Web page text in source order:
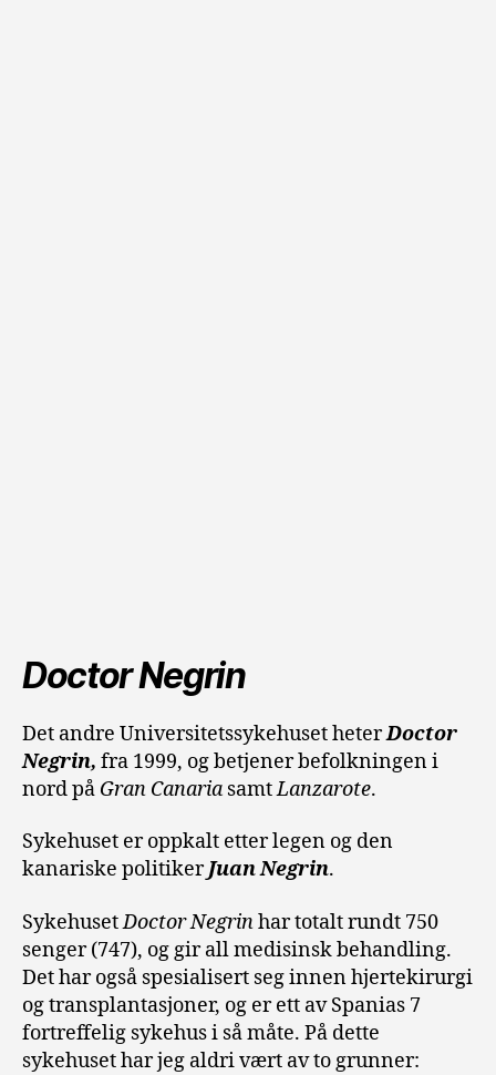
Doctor Negrin
Det andre Universitetssykehuset heterDoctor
Negrin, fra 1999, og betjener befolkningen i
nord på Gran Canaria samtLanzarote.
Sykehuset er oppkalt etter legen og den
kanariske politikerJuan Negrin.
SykehusetDoctor Negrinhar totalt rundt 750
senger (747), og gir all medisinsk behandling.
Det har også spesialisert seg innen hjertekirurgi
og transplantasjoner, og er ett av Spanias 7
fortreffelig sykehus i så måte. På dette
sykehuset har jeg aldri vært av to grunner: